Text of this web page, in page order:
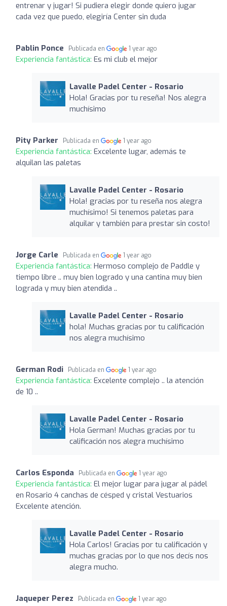
entrenar y jugar! Si pudiera elegir donde quiero jugar
cada vez que puedo, elegiría Center sin duda
Pablin Ponce Publicada en 1 year ago
Experiencia fantástica: Es mi club el mejor
Lavalle Padel Center - Rosario
Hola! Gracias por tu reseña! Nos alegra
muchísimo
Pity Parker Publicada en 1 year ago
Experiencia fantástica: Excelente lugar, además te
alquilan las paletas
Lavalle Padel Center - Rosario
Hola! gracias por tu reseña nos alegra
muchísimo! Si tenemos paletas para
alquilar y también para prestar sin costo!
Jorge Carle Publicada en 1 year ago
Experiencia fantástica: Hermoso complejo de Paddle y
tiempo libre .. muy bien logrado y una cantina muy bien
lograda y muy bien atendida ..
Lavalle Padel Center - Rosario
hola! Muchas gracias por tu calificación
nos alegra muchísimo
German Rodi Publicada en 1 year ago
Experiencia fantástica: Excelente complejo .. la atención
de 10 ..
Lavalle Padel Center - Rosario
Hola German! Muchas gracias por tu
calificación nos alegra muchísimo
Carlos Esponda Publicada en 1 year ago
Experiencia fantástica: El mejor lugar para jugar al pádel
en Rosario 4 canchas de césped y cristal Vestuarios
Excelente atención.
Lavalle Padel Center - Rosario
Hola Carlos! Gracias por tu calificación y
muchas gracias por lo que nos decís nos
alegra mucho.
Jaqueper Perez Publicada en 1 year ago